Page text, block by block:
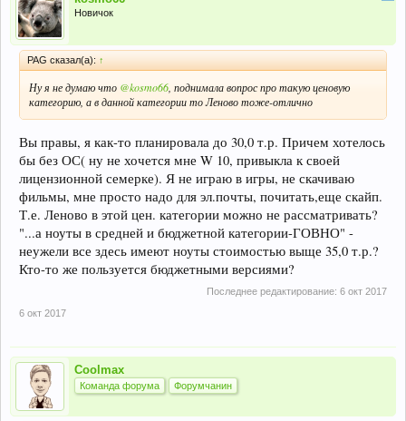
Новичок
PAG сказал(а): ↑
Ну я не думаю что @kosmo66, поднимала вопрос про такую ценовую
категорию, а в данной категории то Леново тоже-отлично
Вы правы, я как-то планировала до 30,0 т.р. Причем хотелось
бы без ОС( ну не хочется мне W 10, привыкла к своей
лицензионной семерке). Я не играю в игры, не скачиваю
фильмы, мне просто надо для эл.почты, почитать,еще скайп.
Т.е. Леново в этой цен. категории можно не рассматривать?
"...а ноуты в средней и бюджетной категории-ГОВНО" -
неужели все здесь имеют ноуты стоимостью выще 35,0 т.р.?
Кто-то же пользуется бюджетными версиями?
Последнее редактирование: 6 окт 2017
6 окт 2017
Coolmax
Команда форума Форумчанин